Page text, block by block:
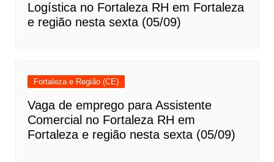
Logística no Fortaleza RH em Fortaleza
e região nesta sexta (05/09)
Fortaleza e Região (CE)
Vaga de emprego para Assistente
Comercial no Fortaleza RH em
Fortaleza e região nesta sexta (05/09)